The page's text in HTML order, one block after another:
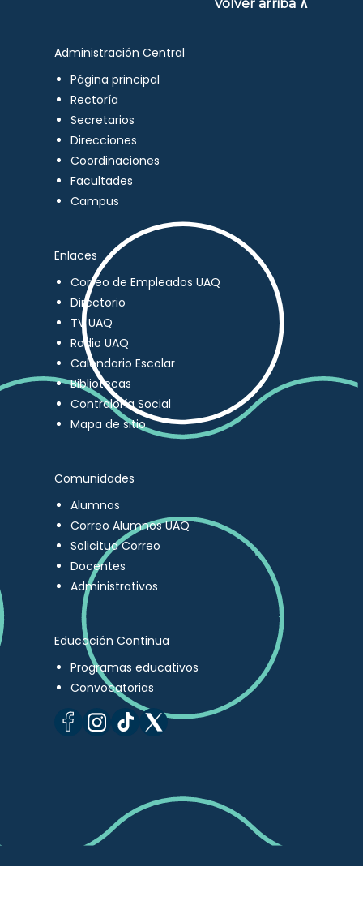
Volver arriba ∧
Administración Central
Página principal
Rectoría
Secretarios
Direcciones
Coordinaciones
Facultades
Campus
Enlaces
Correo de Empleados UAQ
Directorio
TV UAQ
Radio UAQ
Calendario Escolar
Bibliotecas
Contraloría Social
Mapa de sitio
Comunidades
Alumnos
Correo Alumnos UAQ
Solicitud Correo
Docentes
Administrativos
Educación Continua
Programas educativos
Convocatorias